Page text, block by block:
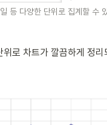
등 다양한 단위로 집계할 수
위로 차트가 깔끔하게 정리